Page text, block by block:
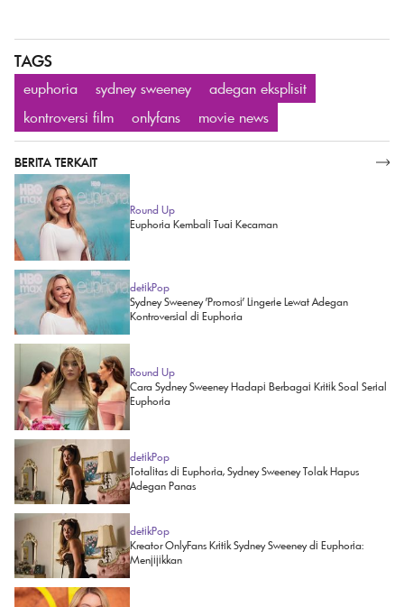
TAGS
euphoria sydney sweeney
adegan eksplisit
kontroversi film
onlyfans movie news
BERITA TERKAIT
Round Up
Euphoria Kembali Tuai Kecaman
detikPop
Sydney Sweeney 'Promosi' Lingerie Lewat Adegan
Kontroversial di Euphoria
Round Up
Cara Sydney Sweeney Hadapi Berbagai Kritik Soal Serial
Euphoria
detikPop
Totalitas di Euphoria, Sydney Sweeney Tolak Hapus
Adegan Panas
detikPop
Kreator OnlyFans Kritik Sydney Sweeney di Euphoria:
Menjijikkan